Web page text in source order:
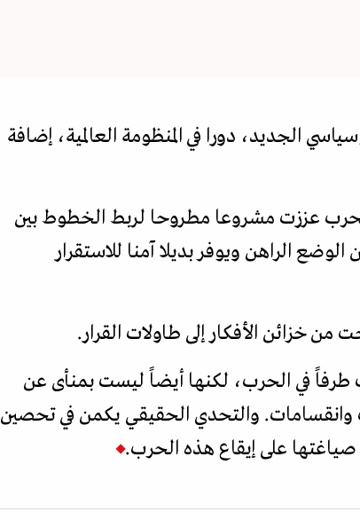
الجديد، دورا في المنظومة العالمية، إضافة
الحرب عززت مشروعا مطروحا لربط الخطوط بين
الراهن ويوفر بديلا آمنا للاستقرار
خزائن الأفكار إلى طاولات القرار.
في الحرب، لكنها أيضاً ليست بمنأى عن
وانقسامات. والتحدي الحقيقي يكمن في تحصين
صياغتها على إيقاع هذه الحرب.